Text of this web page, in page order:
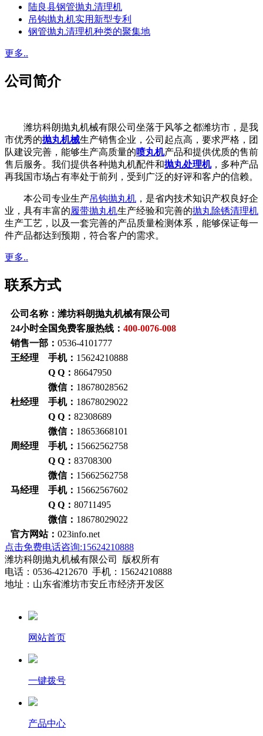
陆良县钢管抛丸清理机
吊钩抛丸机实用新型专利
钢管抛丸清理机种类的聚集地
更多..
公司简介
潍坊科朗抛丸机械有限公司坐落于风筝之都潍坊市，是我
市优秀的抛丸机械生产销售企业，公司起点高，要求严格，团
队建设完善，能够生产高质量的喷丸机产品和提供优质的售前
售后服务。我们提供各种抛丸机配件和抛丸处理机，多种产品
再我国市场占有率处于前列，受到广泛的好评和客户的信赖。
本公司专业生产吊钩抛丸机 ，是省内技术知识产权良好企
业，具有丰富的履带抛丸机生产经验和完善的抛丸除锈清理机
生产工艺，以及一套完善的产品质量检测体系，能够保证每一
件产品都达到预期，符合客户的需求。
更多..
联系方式
公司名称：潍坊科朗抛丸机械有限公司
24小时全国免费客服热线： 400-0076-008
销售一部： 0536-4101777
王经理 手机： 15624210888
Q Q： 86647950
微信： 18678028562
杜经理 手机： 18678029022
Q Q： 82308689
微信： 18653668101
周经理 手机： 15662562758
Q Q： 83708300
微信： 15662562758
马经理 手机： 15662567602
Q Q： 80711495
微信： 18678029022
官方网站： 023info.net
点击免费电话咨询:15624210888
潍坊科朗抛丸机械有限公司 版权所有
电话：0536-4212670 手机：15624210888
地址：山东省潍坊市安丘市经济开发区
网站首页
一键拨号
产品中心